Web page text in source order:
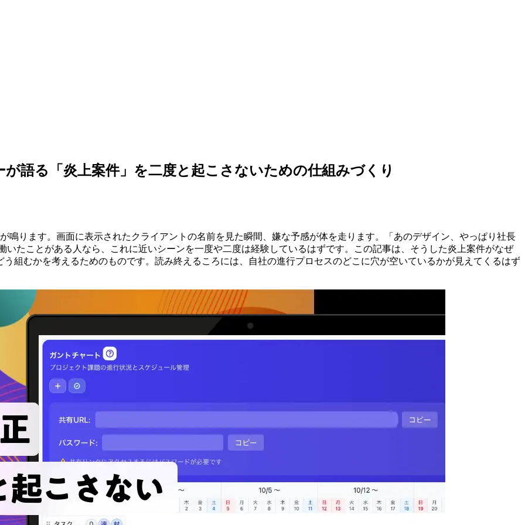
語る「炎上案件」を二度と起こさないための仕組みづくり
鳴ります。画面に表示されたクライアントの名前を見た瞬間、嫌な予感が体を走ります。「あのデザイン、やっぱり社長
たことがある人なら、これに近いシーンを一度や二度は経験しているはずです。この記事は、そうした炎上案件がなぜ
組むかを考えるためのものです。読み終えるころには、自社の進行プロセスのどこに穴が空いているかが見えてくるはず